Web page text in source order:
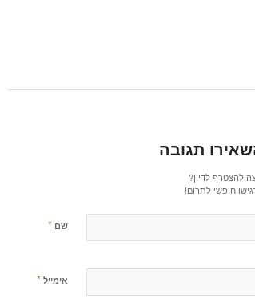
תגובה
להצטרף לדיון?
חופשי לתרום!
שם *
אימייל *